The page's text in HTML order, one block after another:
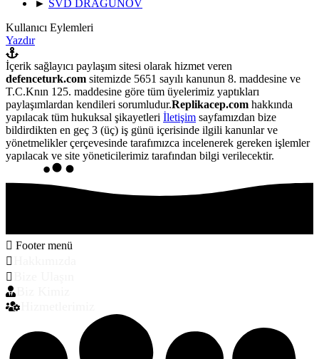
► SVD DRAGUNOV
Kullanıcı Eylemleri
Yazdır
İçerik sağlayıcı paylaşım sitesi olarak hizmet veren
defenceturk.com sitemizde 5651 sayılı kanunun 8. maddesine ve
T.C.Knın 125. maddesine göre tüm üyelerimiz yaptıkları
paylaşımlardan kendileri sorumludur.Replikacep.com hakkında
yapılacak tüm hukuksal şikayetleri İletişim sayfamızdan bize
bildirdikten en geç 3 (üç) iş günü içerisinde ilgili kanunlar ve
yönetmelikler çerçevesinde tarafımızca incelenerek gereken işlemler
yapılacak ve site yöneticilerimiz tarafından bilgi verilecektir.
Footer menü